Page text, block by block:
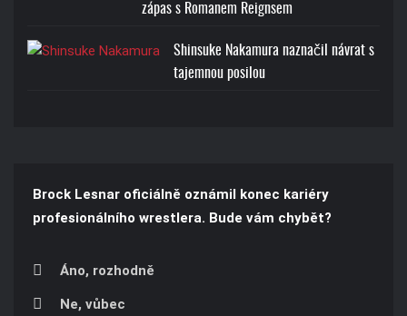
zápas s Romanem Reignsem
Shinsuke Nakamura naznačil návrat s
tajemnou posilou
Brock Lesnar oficiálně oznámil konec kariéry
profesionálního wrestlera. Bude vám chybět?
Áno, rozhodně
Ne, vůbec